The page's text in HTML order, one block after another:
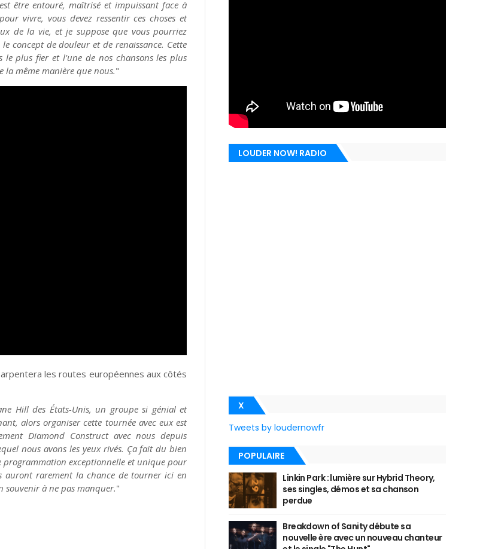
être entouré, maîtrisé et impuissant face à
vivre, vous devez ressentir ces choses et
de la vie, et je suppose que vous pourriez
concept de douleur et de renaissance. Cette
plus fier et l'une de nos chansons les plus
la même manière que nous."
les routes européennes aux côtés
Hill des États-Unis, un groupe si génial et
alors organiser cette tournée avec eux est
Diamond Construct avec nous depuis
nous avons les yeux rivés. Ça fait du bien
exceptionnelle et unique pour
auront rarement la chance de tourner ici en
souvenir à ne pas manquer."
LOUDER NOW! RADIO
X
Tweets by loudernowfr
POPULAIRE
Linkin Park : lumière sur Hybrid Theory,
ses singles, démos et sa chanson
perdue
Breakdown of Sanity débute sa
nouvelle ère avec un nouveau chanteur